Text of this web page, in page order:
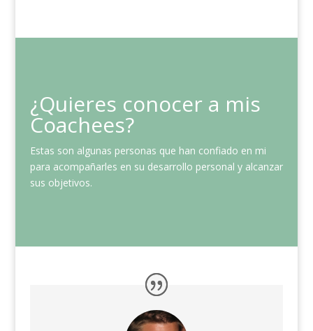
¿Quieres conocer a mis
Coachees?
Estas son algunas personas que han confiado en mi
para acompañarles en su desarrollo personal y alcanzar
sus objetivos.